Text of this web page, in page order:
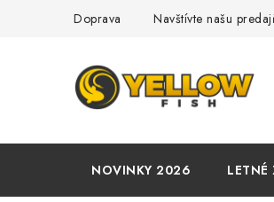
Doprava Navštívte našu
NOVINKY 2026 LETNÉ